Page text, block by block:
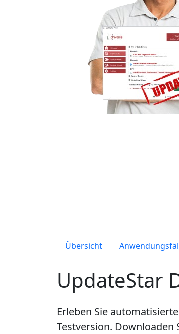
Übersicht
UpdateStar
Erleben Sie
Testversion. Downloaden